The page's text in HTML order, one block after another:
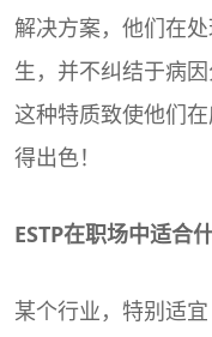
解决方案，他们在
生，并不纠结于病
这种特质致使他们
得出色！
ESTP在职场中适合
某个行业，特别适